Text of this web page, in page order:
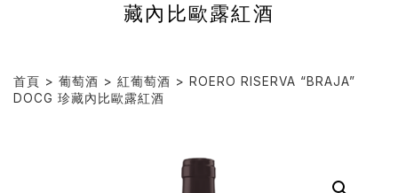
藏內比歐露紅酒
首頁 > 葡萄酒 > 紅葡萄酒 > ROERO RISERVA “BRAJA”
DOCG 珍藏內比歐露紅酒